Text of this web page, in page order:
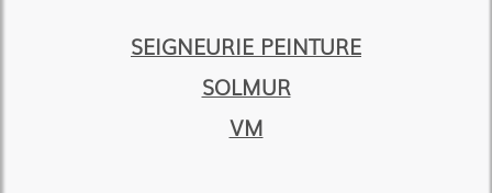
SEIGNEURIE PEINTURE
SOLMUR
VM